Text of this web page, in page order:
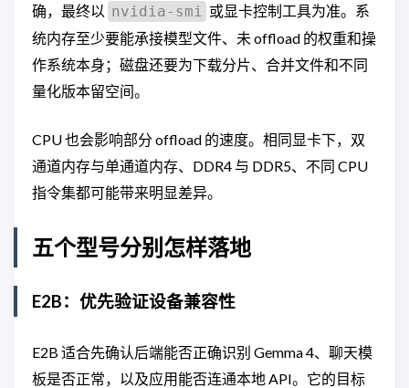
确，最终以 nvidia-smi
或显卡控制工具为准。系
统内存至少要能承接模型文件、未 offload 的权重和操
作系统本身；磁盘还要为下载分片、合并文件和不同
量化版本留空间。
CPU 也会影响部分 offload 的速度。相同显卡下，双
通道内存与单通道内存、DDR4 与 DDR5、不同 CPU
指令集都可能带来明显差异。
五个型号分别怎样落地
E2B：优先验证设备兼容性
E2B 适合先确认后端能否正确识别 Gemma 4、聊天模
板是否正常，以及应用能否连通本地 API。它的目标